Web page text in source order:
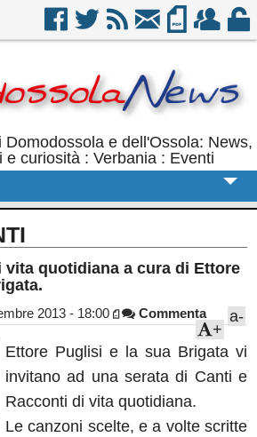
Domodossola e dell'Ossola: News,
e curiosità : Verbania : Eventi
vita quotidiana a cura di Ettore
2013 - 18:00 Commenta a-
+
Ettore Puglisi e la sua Brigata vi
invitano ad una serata di Canti e
Racconti di vita quotidiana.
Le canzoni scelte, e a volte scritte